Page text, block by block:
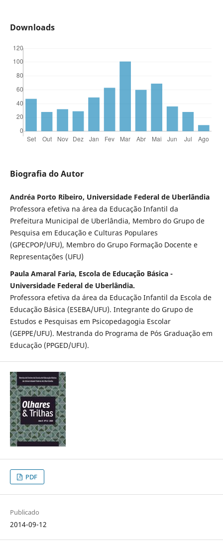
Downloads
Biografia do Autor
Andréa Porto Ribeiro, Universidade Federal de Uberlândia
Professora efetiva na área da Educação Infantil da
Prefeitura Municipal de Uberlândia, Membro do Grupo de
Pesquisa em Educação e Culturas Populares
(GPECPOP/UFU), Membro do Grupo Formação Docente e
Representações (UFU)
Paula Amaral Faria, Escola de Educação Básica -
Universidade Federal de Uberlândia.
Professora efetiva da área da Educação Infantil da Escola de
Educação Básica (ESEBA/UFU). Integrante do Grupo de
Estudos e Pesquisas em Psicopedagogia Escolar
(GEPPE/UFU). Mestranda do Programa de Pós Graduação em
Educação (PPGED/UFU).
PDF
Publicado
2014-09-12